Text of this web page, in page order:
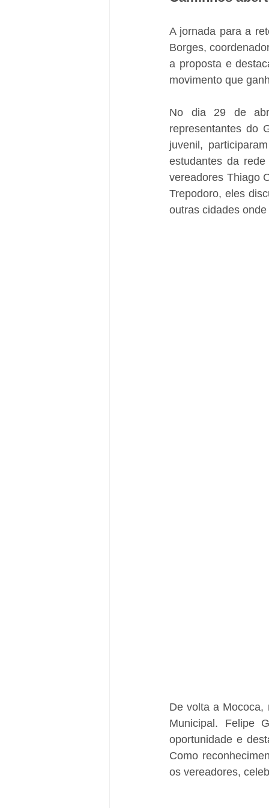
A jornada para a
Borges,
a proposta e
movimento que
No dia 29 de
representantes do
juvenil,
estudantes da
vereadores Thiago
Trepodoro, eles
outras cidades
De volta a Mococa,
Municipal. Felipe
oportunidade e
Como
os vereadores,